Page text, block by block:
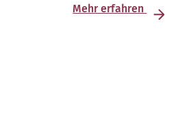
Mehr erfahren